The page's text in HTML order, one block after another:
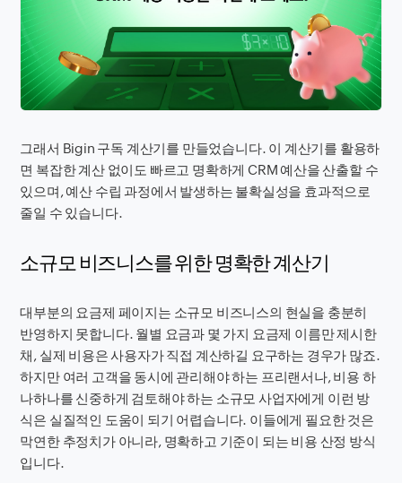
그래서 Bigin 구독 계산기를 만들었습니다. 이 계산기를 활용하
면 복잡한 계산 없이도 빠르고 명확하게 CRM 예산을 산출할 수
있으며, 예산 수립 과정에서 발생하는 불확실성을 효과적으로
줄일 수 있습니다.
소규모 비즈니스를 위한 명확한 계산기
대부분의 요금제 페이지는 소규모 비즈니스의 현실을 충분히
반영하지 못합니다. 월별 요금과 몇 가지 요금제 이름만 제시한
채, 실제 비용은 사용자가 직접 계산하길 요구하는 경우가 많죠.
하지만 여러 고객을 동시에 관리해야 하는 프리랜서나, 비용 하
나하나를 신중하게 검토해야 하는 소규모 사업자에게 이런 방
식은 실질적인 도움이 되기 어렵습니다. 이들에게 필요한 것은
막연한 추정치가 아니라, 명확하고 기준이 되는 비용 산정 방식
입니다.